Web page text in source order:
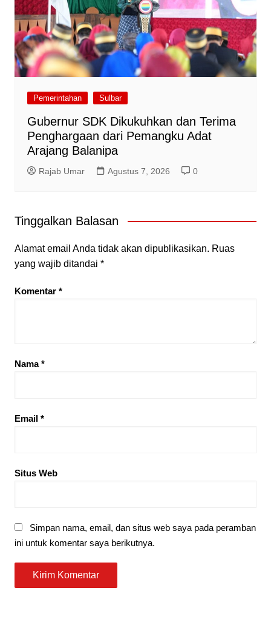
Pemerintahan Sulbar
Gubernur SDK Dikukuhkan dan Terima
Penghargaan dari Pemangku Adat
Arajang Balanipa
Rajab Umar Agustus 7, 2026 0
Tinggalkan Balasan
Alamat email Anda tidak akan dipublikasikan. Ruas
yang wajib ditandai *
Komentar *
Nama*
Email *
Situs Web
Simpan nama, email, dan situs web saya pada peramban
ini untuk komentar saya berikutnya.